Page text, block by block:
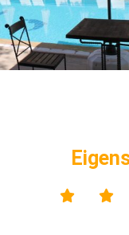
 